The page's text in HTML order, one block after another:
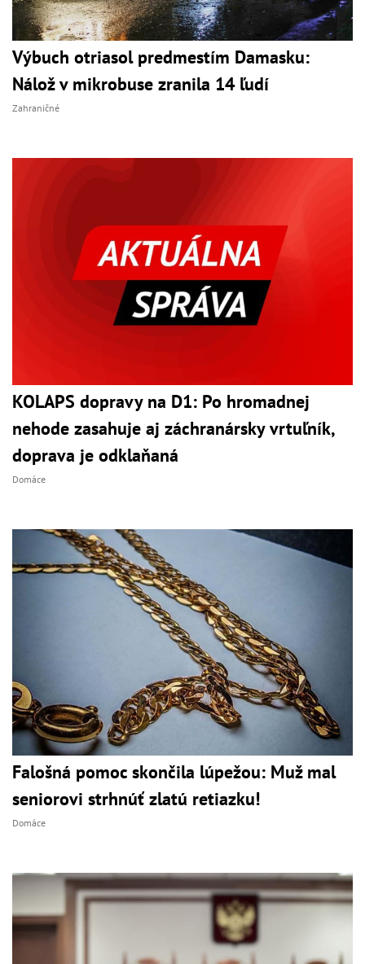
Výbuch otriasol predmestím Damasku:
Nálož v mikrobuse zranila 14 ľudí
Zahraničné
KOLAPS dopravy na D1: Po hromadnej
nehode zasahuje aj záchranársky vrtuľník,
doprava je odklaňaná
Domáce
Falošná pomoc skončila lúpežou: Muž mal
seniorovi strhnúť zlatú retiazku!
Domáce